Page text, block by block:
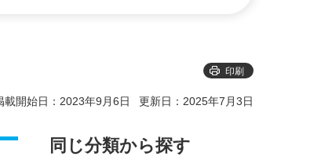
印刷
載開始日：2023年9月6日 更新日：2025年7月3日
同じ分類から探す